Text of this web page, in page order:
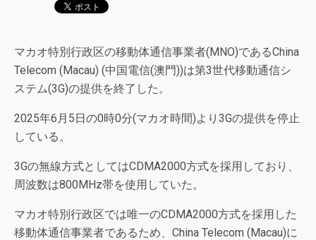
マカオ特別行政区の移動体通信事業者(MNO)であるChina
Telecom (Macau) (中国電信(澳門))は第3世代移動通信シ
ステム(3G)の提供を終了した。
2025年6月5日の0時0分(マカオ時間)より3Gの提供を停止
している。
3Gの無線方式としてはCDMA2000方式を採用しており、
周波数は800MHz帯を使用していた。
マカオ特別行政区では唯一のCDMA2000方式を採用した
移動体通信事業者であるため、China Telecom (Macau)に